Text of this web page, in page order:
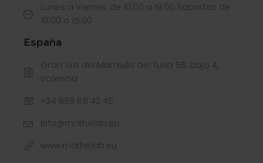
Lunes a Viernes de 10:00 a 19:00 Sábados de
10:00 a 15:00
España
Gran Vía del Marqués del Turia 55, bajo 4,
Valencia
+34 689 68 42 46
info@mathelab.eu
www.mathelab.eu